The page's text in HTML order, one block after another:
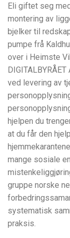
Eli giftet seg
montering av
bjelker til
pumpe frå
over i Heimste
ved levering av
hjelpen du
at du får den
mange sosiale
gruppe norske
systematisk
praksis.